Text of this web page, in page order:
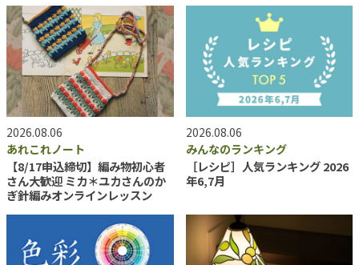
2026.08.06
あれこれノート
【8/17申込締切】編み物初心者
さん大歓迎 ミカ＊ユカさんのか
ぎ針編みオンラインレッスン
2026.08.06
みんなのランキング
［レシピ］人気ランキング 2026
年6,7月